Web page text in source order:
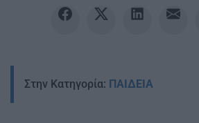
Στην Κατηγορία: ΠΑΙΔΕΙΑ